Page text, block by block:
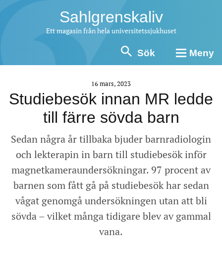
Sahlgrenskaliv
Ett magasin från hela universitetssjukhuset
Sök Meny
16 mars, 2023
Studiebesök innan MR ledde
till färre sövda barn
Sedan några år tillbaka bjuder barnradiologin
och lekterapin in barn till studiebesök inför
magnetkameraundersökningar. 97 procent av
barnen som fått gå på studiebesök har sedan
vågat genomgå undersökningen utan att bli
sövda – vilket många tidigare blev av gammal
vana.